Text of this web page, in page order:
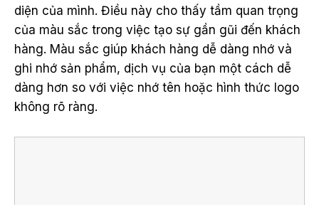
diện của mình. Điều này cho thấy tầm quan trọng
của màu sắc trong việc tạo sự gần gũi đến khách
hàng. Màu sắc giúp khách hàng dễ dàng nhớ và
ghi nhớ sản phẩm, dịch vụ của bạn một cách dễ
dàng hơn so với việc nhớ tên hoặc hình thức logo
không rõ ràng.